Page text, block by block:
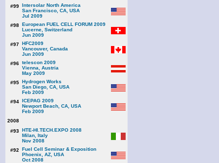
#99 Intersolar North America
San Francisco, CA, USA
Jul 2009
#98 European FUEL CELL FORUM 2009
Lucerne, Switzerland
Jun 2009
#97 HFC2009
Vancouver, Canada
Jun 2009
#96 telescon 2009
Vienna, Austria
May 2009
#95 Hydrogen Works
San Diego, CA, USA
Feb 2009
#94 ICEPAG 2009
Newport Beach, CA, USA
Feb 2009
2008
#93 HTE-HI.TECH.EXPO 2008
Milan, Italy
Nov 2008
#92
Fuel Cell Seminar & Exposition
Phoenix, AZ, USA
Oct 2008